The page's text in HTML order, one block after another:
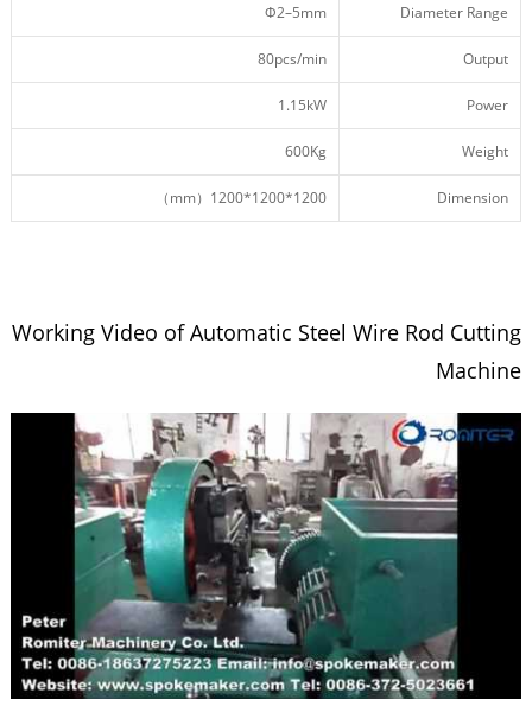
Diameter Range
Ф2–5mm
Output
80pcs/min
Power
1.15kW
Weight
600Kg
Dimension
1200*1200*1200（mm）
Working Video of Automatic Steel Wire Rod Cutting
Machine